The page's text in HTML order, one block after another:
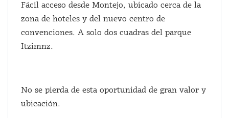
Fácil acceso desde Montejo, ubicado cerca de la
zona de hoteles y del nuevo centro de
convenciones. A solo dos cuadras del parque
Itzimnz.
No se pierda de esta oportunidad de gran valor y
ubicación.